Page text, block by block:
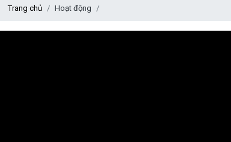
Trang chủ Hoạt động